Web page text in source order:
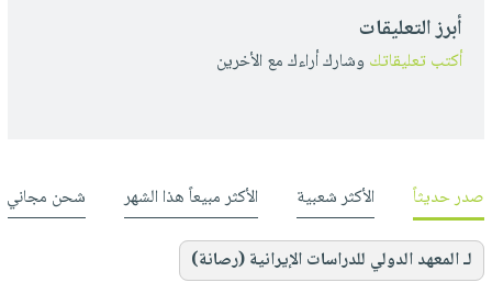
أبرز التعليقات
أكتب تعليقاتك وشارك أراءك مع الأخرين
صدر حديثاً الأكثر شعبية الأكثر مبيعاً هذا الشهر شحن مجاني
لـ المعهد الدولي للدراسات الإيرانية (رصانة)